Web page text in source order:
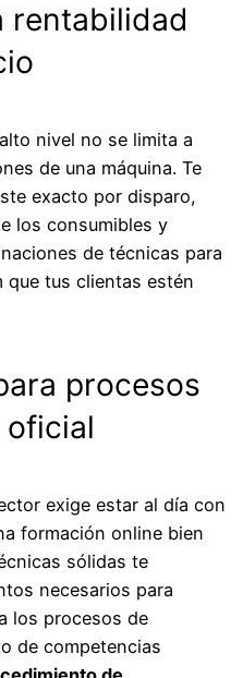
rentabilidad
nivel no se limita a
de una máquina. Te
exacto por disparo,
los consumibles y
de técnicas para
que tus clientas estén
procesos
exige estar al día con
formación online bien
sólidas te
necesarios para
los procesos de
de competencias